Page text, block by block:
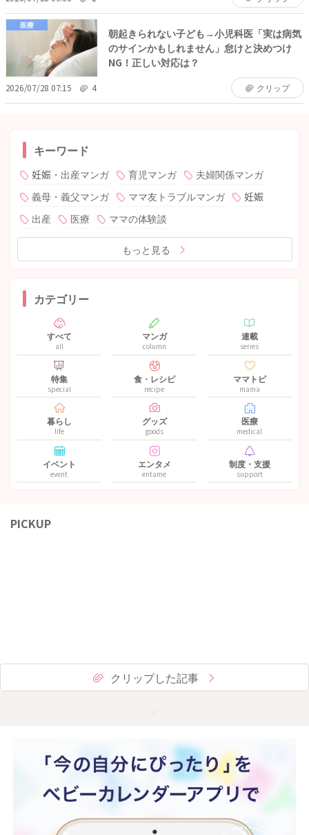
医療
朝起きられない子ども→小児科医「実は病気
のサインかもしれません」怠けと決めつけ
NG！正しい対応は？
2026/07/28 07:15 4 クリップ
キーワード
妊娠・出産マンガ 育児マンガ
夫婦関係マンガ
義母・義父マンガ
ママ友トラブルマンガ
妊娠
出産
医療 ママの体験談
もっと見る
カテゴリー
すべて
all
マンガ
column
連載
series
特集
special
食・レシピ
recipe
ママトピ
mama
暮らし
life
グッズ
goods
医療
medical
イベント
event
エンタメ
entame
制度・支援
support
PICKUP
クリップした記事